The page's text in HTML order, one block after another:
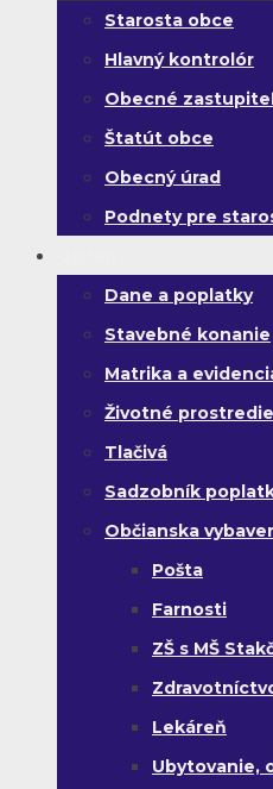
Starosta obce
Hlavný kontrolór
Obecné
Štatút obce
Obecný úrad
Podnety pre
Dane a poplatky
Stavebné konanie
Matrika a
Životné prostredie
Tlačivá
Sadzobník
Občianska
Pošta
Farnosti
ZŠ s MŠ
Lekáreň
Ubytovanie,